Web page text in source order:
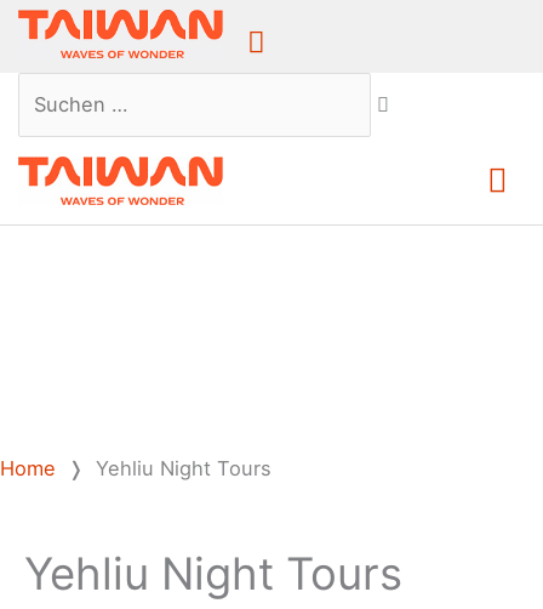
Above
Suchen …
Home ❭ Yehliu Night Tours
Yehliu Night Tours